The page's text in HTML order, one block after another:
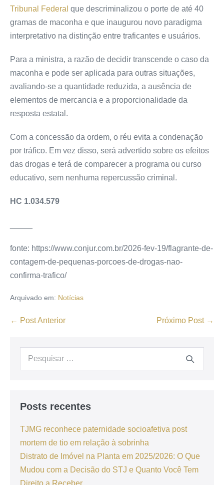
Tribunal Federal que descriminalizou o porte de até 40
gramas de maconha e que inaugurou novo paradigma
interpretativo na distinção entre traficantes e usuários.
Para a ministra, a razão de decidir transcende o caso da
maconha e pode ser aplicada para outras situações,
avaliando-se a quantidade reduzida, a ausência de
elementos de mercancia e a proporcionalidade da
resposta estatal.
Com a concessão da ordem, o réu evita a condenação
por tráfico. Em vez disso, será advertido sobre os efeitos
das drogas e terá de comparecer a programa ou curso
educativo, sem nenhuma repercussão criminal.
HC 1.034.579
fonte: https://www.conjur.com.br/2026-fev-19/flagrante-de-
contagem-de-pequenas-porcoes-de-drogas-nao-
confirma-trafico/
Arquivado em: Notícias
← Post Anterior Próximo Post →
Posts recentes
TJMG reconhece paternidade socioafetiva post
mortem de tio em relação à sobrinha
Distrato de Imóvel na Planta em 2025/2026: O Que
Mudou com a Decisão do STJ e Quanto Você Tem
Direito a Receber